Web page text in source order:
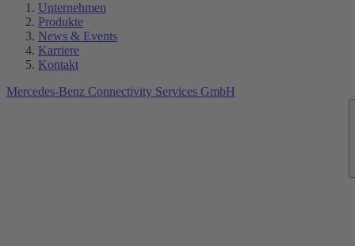
Unternehmen
Produkte
News & Events
Karriere
Kontakt
Mercedes-Benz Connectivity Services GmbH